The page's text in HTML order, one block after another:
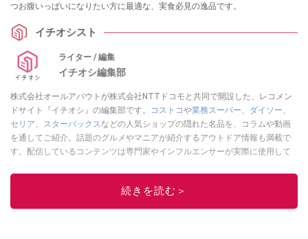
つお腹いっぱいになりたい方に最適な、実食必見の逸品です。
イチオシスト
ライター / 編集
イチオシ編集部
株式会社オールアバウトが株式会社NTTドコモと共同で開設した、レコメン
ドサイト『イチオシ』の編集部です。
コストコや業務スーパー、 ダイソー、
セリア、 スターバックスなどの人気ショップの隠れた名品を、コラムや動画
を通してご紹介。話題のグルメやマニアが紹介するアウトドア情報も満載で
す。配信しているコンテンツは専門家やインフルエンサーが実際に使用して
ニュースでフォロー
続きを読む＞